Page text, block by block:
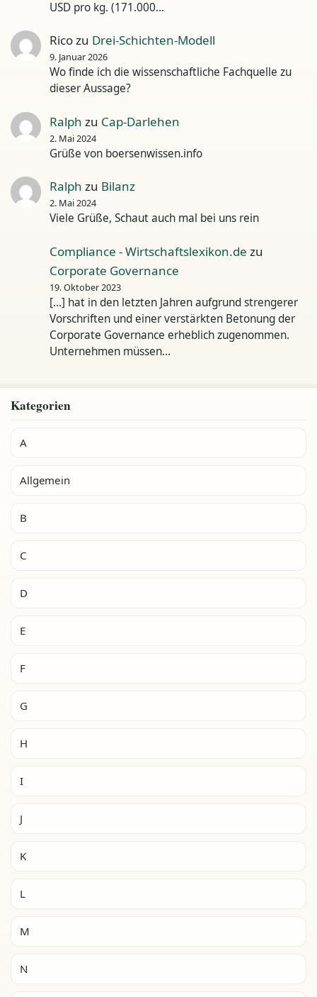
USD pro kg. (171.000…
Ricozu Drei-Schichten-Modell
9. Januar 2026
Wo finde ich die wissenschaftliche Fachquelle zu
dieser Aussage?
Ralph zu Cap-Darlehen
2. Mai 2024
Grüße von boersenwissen.info
Ralph zu Bilanz
2. Mai 2024
Viele Grüße, Schaut auch mal bei uns rein
Compliance - Wirtschaftslexikon.de zu
Corporate Governance
19. Oktober 2023
[…] hat in den letzten Jahren aufgrund strengerer
Vorschriften und einer verstärkten Betonung der
Corporate Governance erheblich zugenommen.
Unternehmen müssen…
Kategorien
A
Allgemein
B
C
D
E
F
G
H
I
J
K
L
M
N